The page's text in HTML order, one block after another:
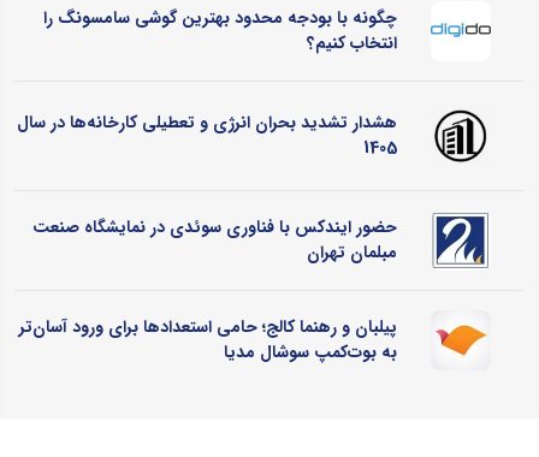
چگونه با بودجه محدود بهترین گوشی سامسونگ را
انتخاب کنیم؟
هشدار تشدید بحران انرژی و تعطیلی کارخانه‌ها در سال
1405
حضور ایندکس با فناوری سوئدی در نمایشگاه صنعت
مبلمان تهران
پیلبان و رهنما کالج؛ حامی استعدادها برای ورود آسان‌تر
به بوت‌کمپ سوشال مدیا